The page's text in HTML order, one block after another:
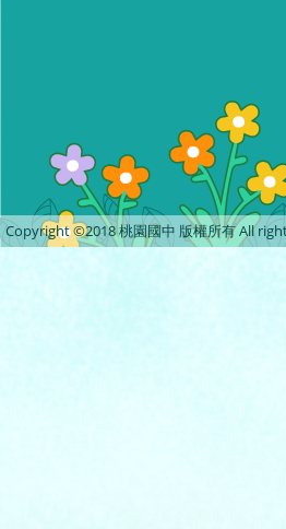
Copyright ©2018 桃園國中 版權所有 All